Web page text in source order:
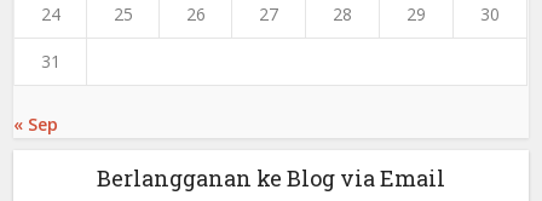
24 25 26 27 28 29 30
31
« Sep
Berlangganan ke Blog via Email